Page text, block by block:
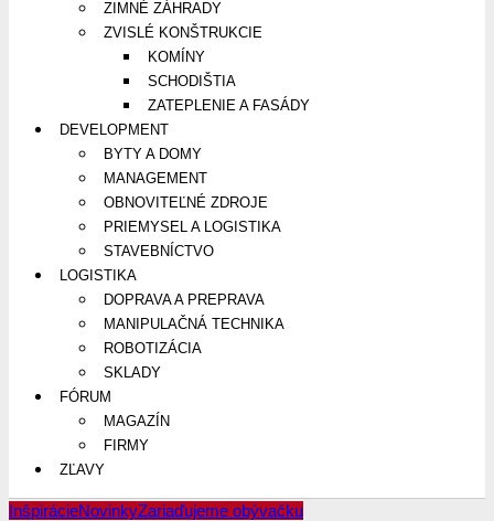
ZIMNÉ ZÁHRADY
ZVISLÉ KONŠTRUKCIE
KOMÍNY
SCHODIŠTIA
ZATEPLENIE A FASÁDY
DEVELOPMENT
BYTY A DOMY
MANAGEMENT
OBNOVITEĽNÉ ZDROJE
PRIEMYSEL A LOGISTIKA
STAVEBNÍCTVO
LOGISTIKA
DOPRAVA A PREPRAVA
MANIPULAČNÁ TECHNIKA
ROBOTIZÁCIA
SKLADY
FÓRUM
MAGAZÍN
FIRMY
ZĽAVY
InšpirácieNovinkyZariaďujeme obývačku